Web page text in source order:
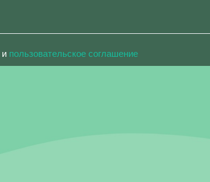
и пользовательское соглашение